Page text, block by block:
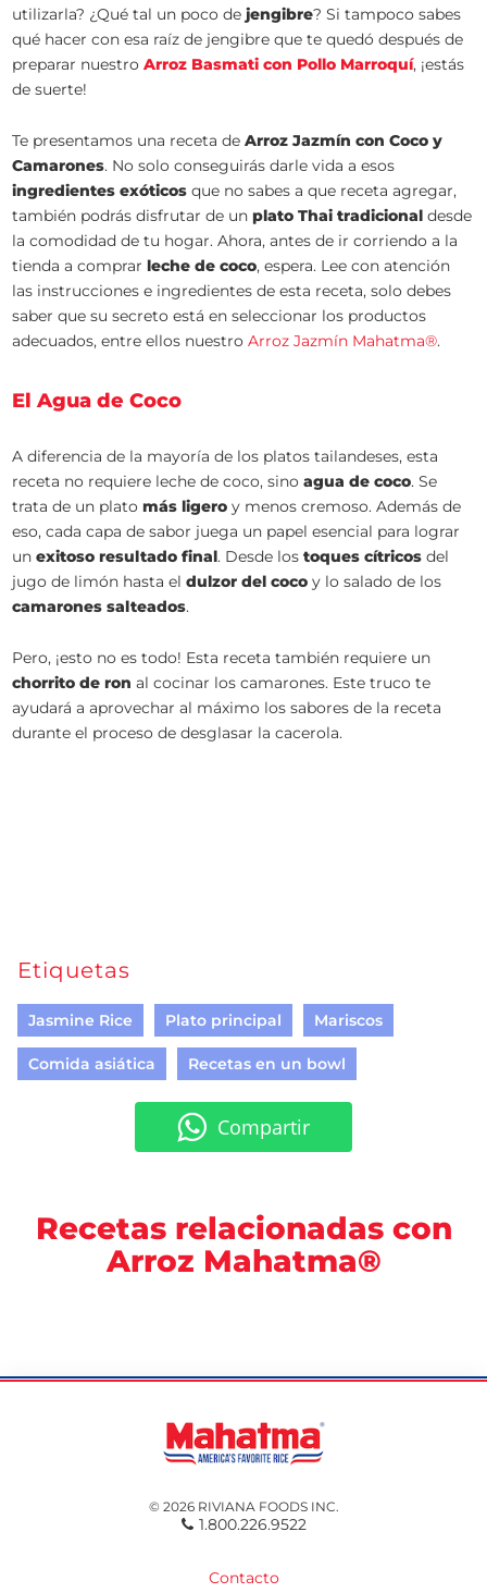
utilizarla? ¿Qué tal un poco dejengibre? Si tampoco sabes
qué hacer con esa raíz de jengibre que te quedó después de
preparar nuestroArroz Basmati con Pollo Marroquí, ¡estás
de suerte!
Te presentamos una receta deArroz Jazmín con Coco y
Camarones. No solo conseguirás darle vida a esos
ingredientes exóticos que no sabes a que receta agregar,
también podrás disfrutar de unplato Thai tradicional desde
la comodidad de tu hogar. Ahora, antes de ir corriendo a la
tienda a comprarleche de coco, espera. Lee con atención
las instrucciones e ingredientes de esta receta, solo debes
saber que su secreto está en seleccionar los productos
adecuados, entre ellos nuestroArroz Jazmín Mahatma®.
El Agua de Coco
A diferencia de la mayoría de los platos tailandeses, esta
receta no requiere leche de coco, sinoagua de coco. Se
trata de un platomás ligero y menos cremoso. Además de
eso, cada capa de sabor juega un papel esencial para lograr
unexitoso resultado final. Desde lostoques cítricos del
jugo de limón hasta eldulzor del coco y lo salado de los
camarones salteados.
Pero, ¡esto no es todo! Esta receta también requiere un
chorrito de ron al cocinar los camarones. Este truco te
ayudará a aprovechar al máximo los sabores de la receta
durante el proceso de desglasar la cacerola.
Etiquetas
Jasmine Rice Plato principal Mariscos
Comida asiática Recetas en un bowl
Compartir
Recetas relacionadas con
Arroz Mahatma®
© 2026 RIVIANA FOODS INC.
1.800.226.9522
Contacto